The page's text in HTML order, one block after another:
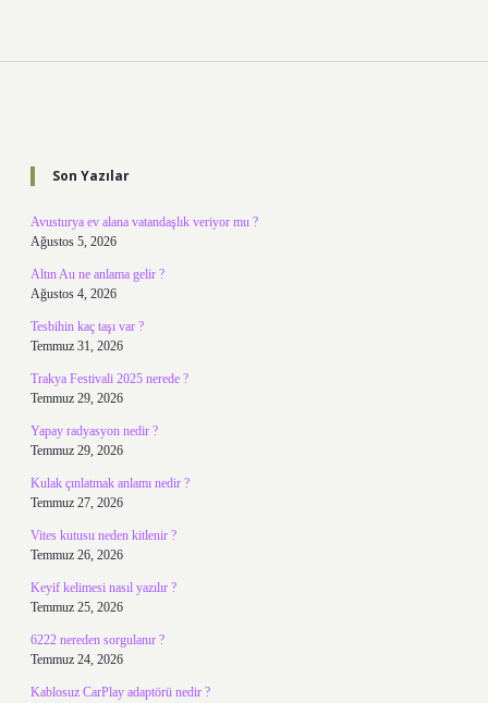
Son Yazılar
Avusturya ev alana vatandaşlık veriyor mu ?
Ağustos 5, 2026
Altın Au ne anlama gelir ?
Ağustos 4, 2026
Tesbihin kaç taşı var ?
Temmuz 31, 2026
Trakya Festivali 2025 nerede ?
Temmuz 29, 2026
Yapay radyasyon nedir ?
Temmuz 29, 2026
Kulak çınlatmak anlamı nedir ?
Temmuz 27, 2026
Vites kutusu neden kitlenir ?
Temmuz 26, 2026
Keyif kelimesi nasıl yazılır ?
Temmuz 25, 2026
6222 nereden sorgulanır ?
Temmuz 24, 2026
Kablosuz CarPlay adaptörü nedir ?